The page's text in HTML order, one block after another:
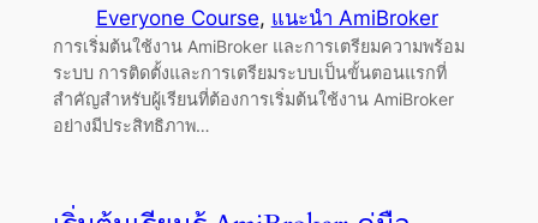
Everyone Course, แนะนำ AmiBroker
การเริ่มต้นใช้งาน AmiBroker และการเตรียมความพร้อม
ระบบ การติดตั้งและการเตรียมระบบเป็นขั้นตอนแรกที่
สำคัญสำหรับผู้เรียนที่ต้องการเริ่มต้นใช้งาน AmiBroker
อย่างมีประสิทธิภาพ…